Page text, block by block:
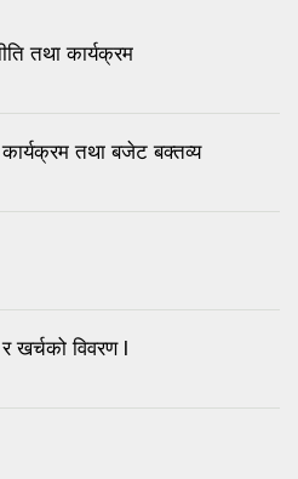
तथा कार्यक्रम
तथा बजेट बक्तव्य
खर्चको विवरण l